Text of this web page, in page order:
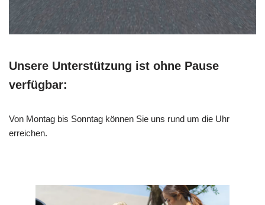
Unsere Unterstützung ist ohne Pause
verfügbar:
Von Montag bis Sonntag können Sie uns rund um die Uhr
erreichen.